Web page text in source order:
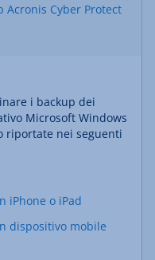
Cyber Protect
i backup dei
Microsoft Windows
riportate nei seguenti
iPhone o iPad
dispositivo mobile